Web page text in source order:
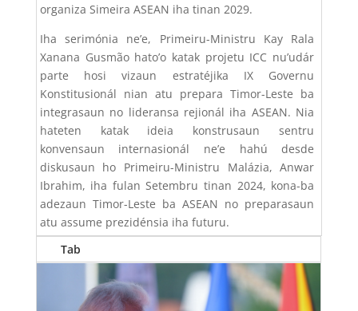
organiza Simeira ASEAN iha tinan 2029.
Iha serimónia ne’e, Primeiru-Ministru Kay Rala
Xanana Gusmãohato’o katak projetu ICC nu’udár
parte hosi vizaun estratéjika IX Governu
Konstitusionál nian atu prepara Timor-Leste ba
integrasaun no lideransa rejionál iha ASEAN. Nia
hateten katak ideia konstrusaun sentru
konvensaun internasionál ne’e hahú desde
diskusaun ho Primeiru-Ministru Malázia,Anwar
Ibrahim, iha fulan Setembru tinan 2024, kona-ba
adezaun Timor-Leste ba ASEAN no preparasaun
atu assume prezidénsia iha futuru.
Tab